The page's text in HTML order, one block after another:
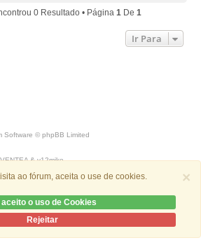
×
ao fórum, aceita o use de cookies.
aceito o uso de Cookies
Rejeitar
0 Resultado • Página 1De 1
Ir Para
Software © phpBB Limited
& v12mike